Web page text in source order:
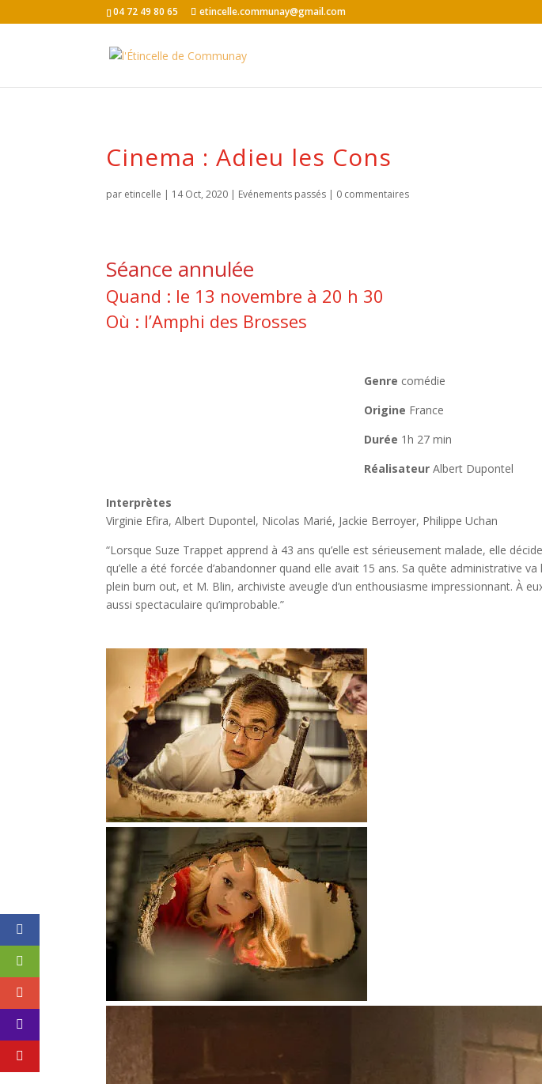
04 72 49 80 65 etincelle.communay@gmail.com
Cinema : Adieu les Cons
par etincelle | 14 Oct, 2020 | Evénements passés | 0 commentaires
Séance annulée
Quand : le 13 novembre à 20 h 30
Où : l’Amphi des Brosses
Genre comédie
Origine France
Durée 1h 27 min
RéalisateurAlbert Dupontel
Interprètes
Virginie Efira, Albert Dupontel, Nicolas Marié, Jackie Berroyer, Philippe Uchan
“Lorsque Suze Trappet apprend à 43 ans qu’elle est sérieusement malade, elle
qu’elle a été forcée d’abandonner quand elle avait 15 ans. Sa quête administrative
plein burn out, et M. Blin, archiviste aveugle d’un enthousiasme impressionnant. À
aussi spectaculaire qu’improbable.”